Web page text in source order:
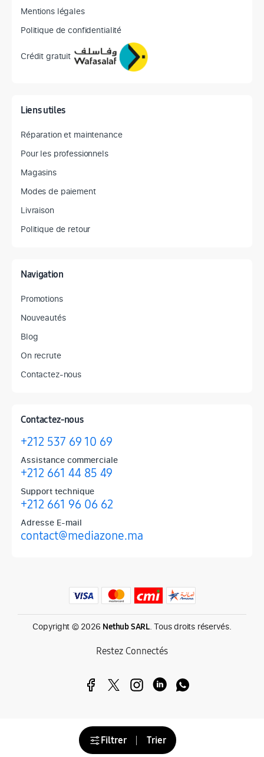
Filtrer Trier
Mentions légales
Politique de confidentialité
Crédit gratuit
Liens utiles
Réparation et maintenance
Pour les professionnels
Magasins
Modes de paiement
Livraison
Politique de retour
Navigation
Promotions
Nouveautés
Blog
On recrute
Contactez-nous
Contactez-nous
+212 537 69 10 69
Assistance commerciale
+212 661 44 85 49
Support technique
+212 661 96 06 62
Adresse E-mail
contact@mediazone.ma
Produits phares chez Mediazone
Retrouvez chez Mediazone les références incontournables :
Copyright © 2026 Nethub SARL. Tous droits réservés.
Restez Connectés